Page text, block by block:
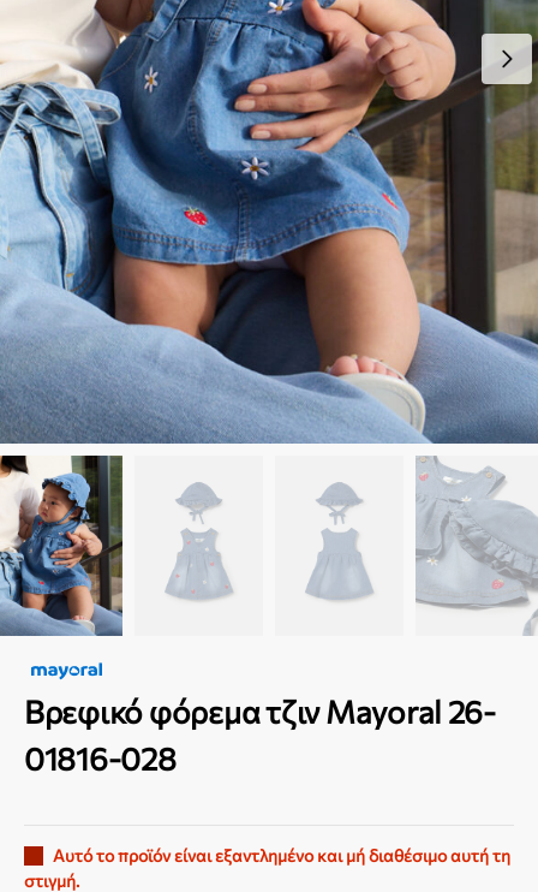
Βρεφικό φόρεμα τζιν Mayoral 26-
01816-028
Αυτό το προϊόν είναι εξαντλημένο και μή διαθέσιμο αυτή τη
στιγμή.